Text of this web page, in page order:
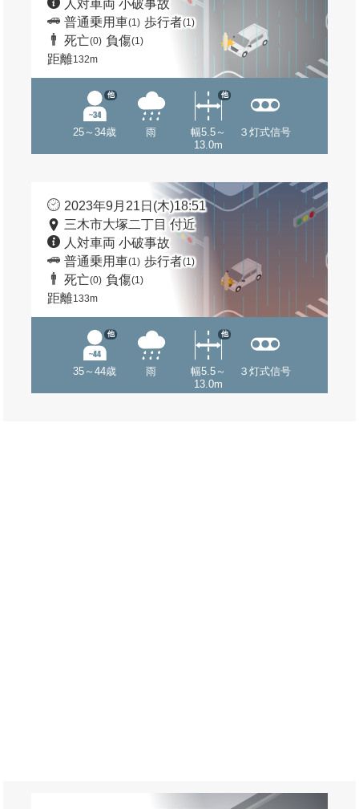
人対車両 小破事故
普通乗用車(1) 歩行者(1)
死亡(0) 負傷(1)
距離132m
25～34歳
他
雨
幅5.5～
13.0m
他
３灯式信号
2023年9月21日(木)18:51
三木市大塚二丁目 付近
人対車両 小破事故
普通乗用車(1) 歩行者(1)
死亡(0) 負傷(1)
距離133m
35～44歳
他
雨
幅5.5～
13.0m
他
３灯式信号